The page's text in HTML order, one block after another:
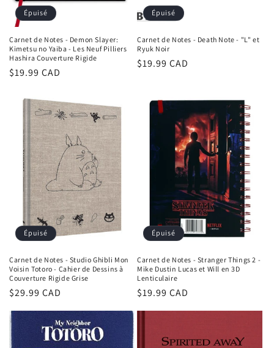
Épuisé
Carnet de Notes - Demon Slayer:
Kimetsu no Yaiba - Les Neuf Pilliers
Hashira Couverture Rigide
Prix
$19.99 CAD
Épuisé
Carnet de Notes - Death Note - "L" et
Ryuk Noir
Prix
$19.99 CAD
Épuisé
Carnet de Notes - Studio Ghibli Mon
Voisin Totoro - Cahier de Dessins à
Couverture Rigide Grise
Prix
$29.99 CAD
Épuisé
Carnet de Notes - Stranger Things 2 -
Mike Dustin Lucas et Will en 3D
Lenticulaire
Prix
$19.99 CAD